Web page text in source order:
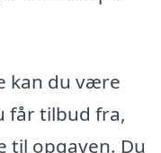
kan du være
får tilbud fra,
til opgaven. Du